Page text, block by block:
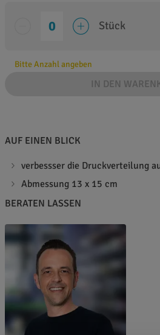
Stück
Bitte Anzahl angeben
IN DEN
AUF EINEN BLICK
verbessser die Druckverteilung
Abmessung 13 x 15 cm
BERATEN LASSEN